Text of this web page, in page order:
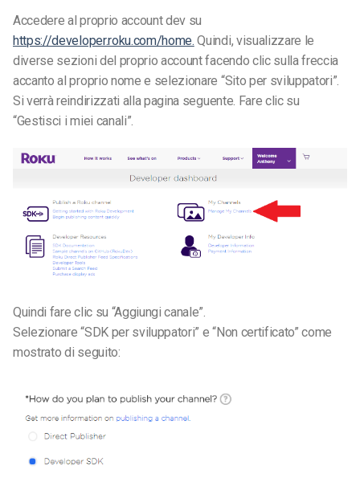
Accedere al proprio account dev su
https://developer.roku.com/home. Quindi, visualizzare le
diverse sezioni del proprio account facendo clic sulla freccia
accanto al proprio nome e selezionare “Sito per sviluppatori”.
Si verrà reindirizzati alla pagina seguente. Fare clic su
“Gestisci i miei canali”.
Quindi fare clic su “Aggiungi canale”.
Selezionare “SDK per sviluppatori” e “Non certificato” come
mostrato di seguito: